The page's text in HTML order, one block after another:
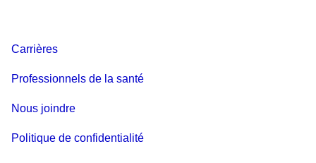
Carrières
Professionnels de la santé
Nous joindre
Politique de confidentialité